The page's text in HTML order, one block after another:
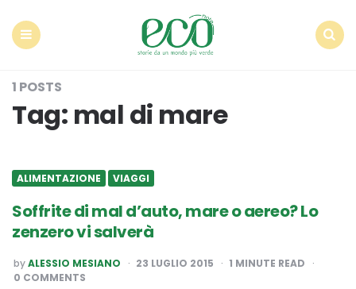
1 POSTS
Tag: mal di mare
ALIMENTAZIONE VIAGGI
Soffrite di mal d’auto, mare o aereo? Lo
zenzero vi salverà
POSTED
BY
byALESSIO MESIANO 23 LUGLIO 2015 1 MINUTE READ
0 COMMENTS